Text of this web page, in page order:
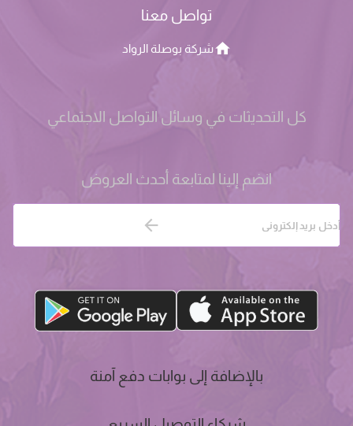
تواصل معنا
شركة بوصلة الرواد
كل التحديثات في وسائل التواصل الاجتماعي
انضم إلينا لمتابعة أحدث العروض
بالإضافة إلى بوابات دفع آمنة